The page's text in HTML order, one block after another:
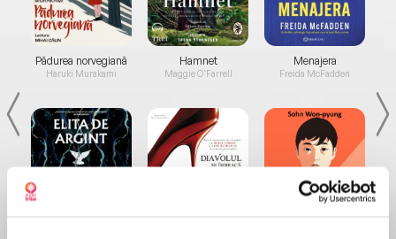
Pădurea norvegiană
Haruki Murakami
Hamnet
Maggie O'Farrell
Menajera
Freida McFadden